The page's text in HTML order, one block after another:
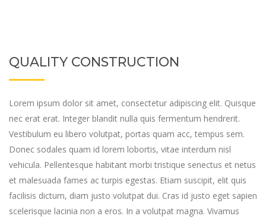
QUALITY CONSTRUCTION
Lorem ipsum dolor sit amet, consectetur adipiscing elit. Quisque
nec erat erat. Integer blandit nulla quis fermentum hendrerit.
Vestibulum eu libero volutpat, portas quam acc, tempus sem.
Donec sodales quam id lorem lobortis, vitae interdum nisl
vehicula. Pellentesque habitant morbi tristique senectus et netus
et malesuada fames ac turpis egestas. Etiam suscipit, elit quis
facilisis dictum, diam justo volutpat dui. Cras id justo eget sapien
scelerisque lacinia non a eros. In a volutpat magna. Vivamus